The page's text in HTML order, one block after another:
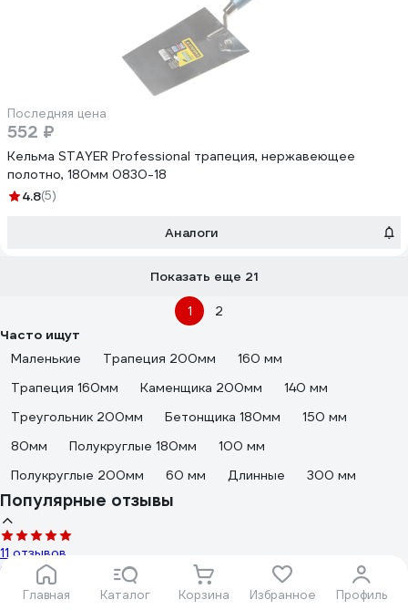
Главная Каталог Корзина Избранное Профиль
Последняя цена
552 ₽
Кельма STAYER Professional трапеция, нержавеющее
полотно, 180мм 0830-18
4.8(5)
Аналоги
Показать еще 21
1
2
Часто ищут
Маленькие
Трапеция 200мм
160 мм
Трапеция 160мм
Каменщика 200мм
140 мм
Треугольник 200мм
Бетонщика 180мм
150 мм
80мм
Полукруглые 180мм
100 мм
Полукруглые 200мм
60 мм Длинные 300 мм
Популярные отзывы
11 отзывов
Отзыв о STAYER ПРОФИ